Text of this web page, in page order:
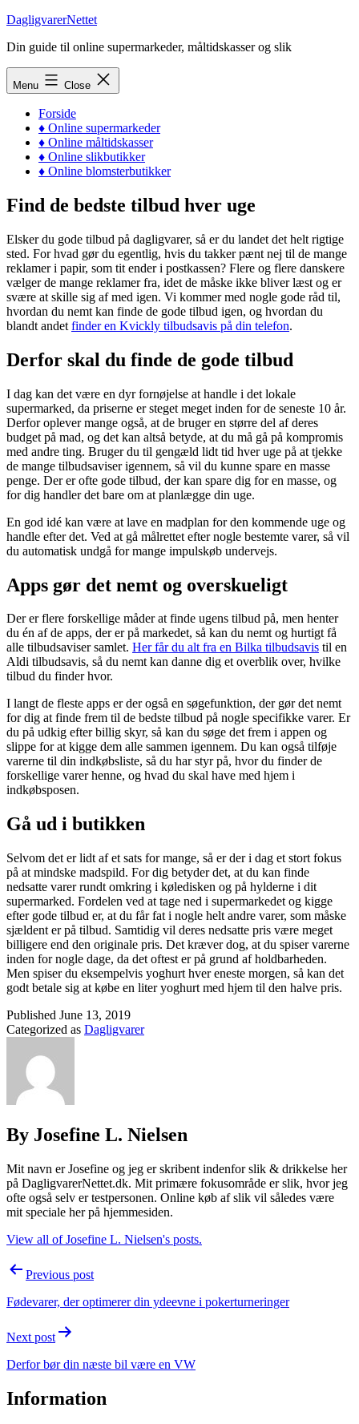
Skip
content
DagligvarerNettet
Din guide til online supermarkeder, måltidskasser og slik
Menu Close
Forside
♦ Online supermarkeder
♦ Online måltidskasser
♦ Online slikbutikker
♦ Online blomsterbutikker
Find de bedste tilbud hver uge
Elsker du gode tilbud på dagligvarer, så er du landet det helt rigtige
sted. For hvad gør du egentlig, hvis du takker pænt nej til de mange
reklamer i papir, som tit ender i postkassen? Flere og flere danskere
vælger de mange reklamer fra, idet de måske ikke bliver læst og er
svære at skille sig af med igen. Vi kommer med nogle gode råd til,
hvordan du nemt kan finde de gode tilbud igen, og hvordan du
blandt andet finder en Kvickly tilbudsavis på din telefon.
Derfor skal du finde de gode tilbud
I dag kan det være en dyr fornøjelse at handle i det lokale
supermarked, da priserne er steget meget inden for de seneste 10 år.
Derfor oplever mange også, at de bruger en større del af deres
budget på mad, og det kan altså betyde, at du må gå på kompromis
med andre ting. Bruger du til gengæld lidt tid hver uge på at tjekke
de mange tilbudsaviser igennem, så vil du kunne spare en masse
penge. Der er ofte gode tilbud, der kan spare dig for en masse, og
for dig handler det bare om at planlægge din uge.
En god idé kan være at lave en madplan for den kommende uge og
handle efter det. Ved at gå målrettet efter nogle bestemte varer, så vil
du automatisk undgå for mange impulskøb undervejs.
Apps gør det nemt og overskueligt
Der er flere forskellige måder at finde ugens tilbud på, men henter
du én af de apps, der er på markedet, så kan du nemt og hurtigt få
alle tilbudsaviser samlet. Her får du alt fra en Bilka tilbudsavis til en
Aldi tilbudsavis, så du nemt kan danne dig et overblik over, hvilke
tilbud du finder hvor.
I langt de fleste apps er der også en søgefunktion, der gør det nemt
for dig at finde frem til de bedste tilbud på nogle specifikke varer. Er
du på udkig efter billig skyr, så kan du søge det frem i appen og
slippe for at kigge dem alle sammen igennem. Du kan også tilføje
varerne til din indkøbsliste, så du har styr på, hvor du finder de
forskellige varer henne, og hvad du skal have med hjem i
indkøbsposen.
Gå ud i butikken
Selvom det er lidt af et sats for mange, så er der i dag et stort fokus
på at mindske madspild. For dig betyder det, at du kan finde
nedsatte varer rundt omkring i køledisken og på hylderne i dit
supermarked. Fordelen ved at tage ned i supermarkedet og kigge
efter gode tilbud er, at du får fat i nogle helt andre varer, som måske
sjældent er på tilbud. Samtidig vil deres nedsatte pris være meget
billigere end den originale pris. Det kræver dog, at du spiser varerne
inden for nogle dage, da det oftest er på grund af holdbarheden.
Men spiser du eksempelvis yoghurt hver eneste morgen, så kan det
godt betale sig at købe en liter yoghurt med hjem til den halve pris.
Published June 13, 2019
Categorized as Dagligvarer
By Josefine L. Nielsen
Mit navn er Josefine og jeg er skribent indenfor slik & drikkelse her
på DagligvarerNettet.dk. Mit primære fokusområde er slik, hvor jeg
ofte også selv er testpersonen. Online køb af slik vil således være
mit speciale her på hjemmesiden.
View all of Josefine L. Nielsen's posts.
PostPrevious post
Fødevarer, der optimerer din ydeevne i pokerturneringer
Next post
Derfor bør din næste bil være en VW
Information